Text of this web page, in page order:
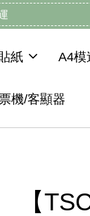
紙 A4模
機/客顯器
【